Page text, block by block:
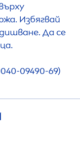
Избягвай
Да се
09490-69)